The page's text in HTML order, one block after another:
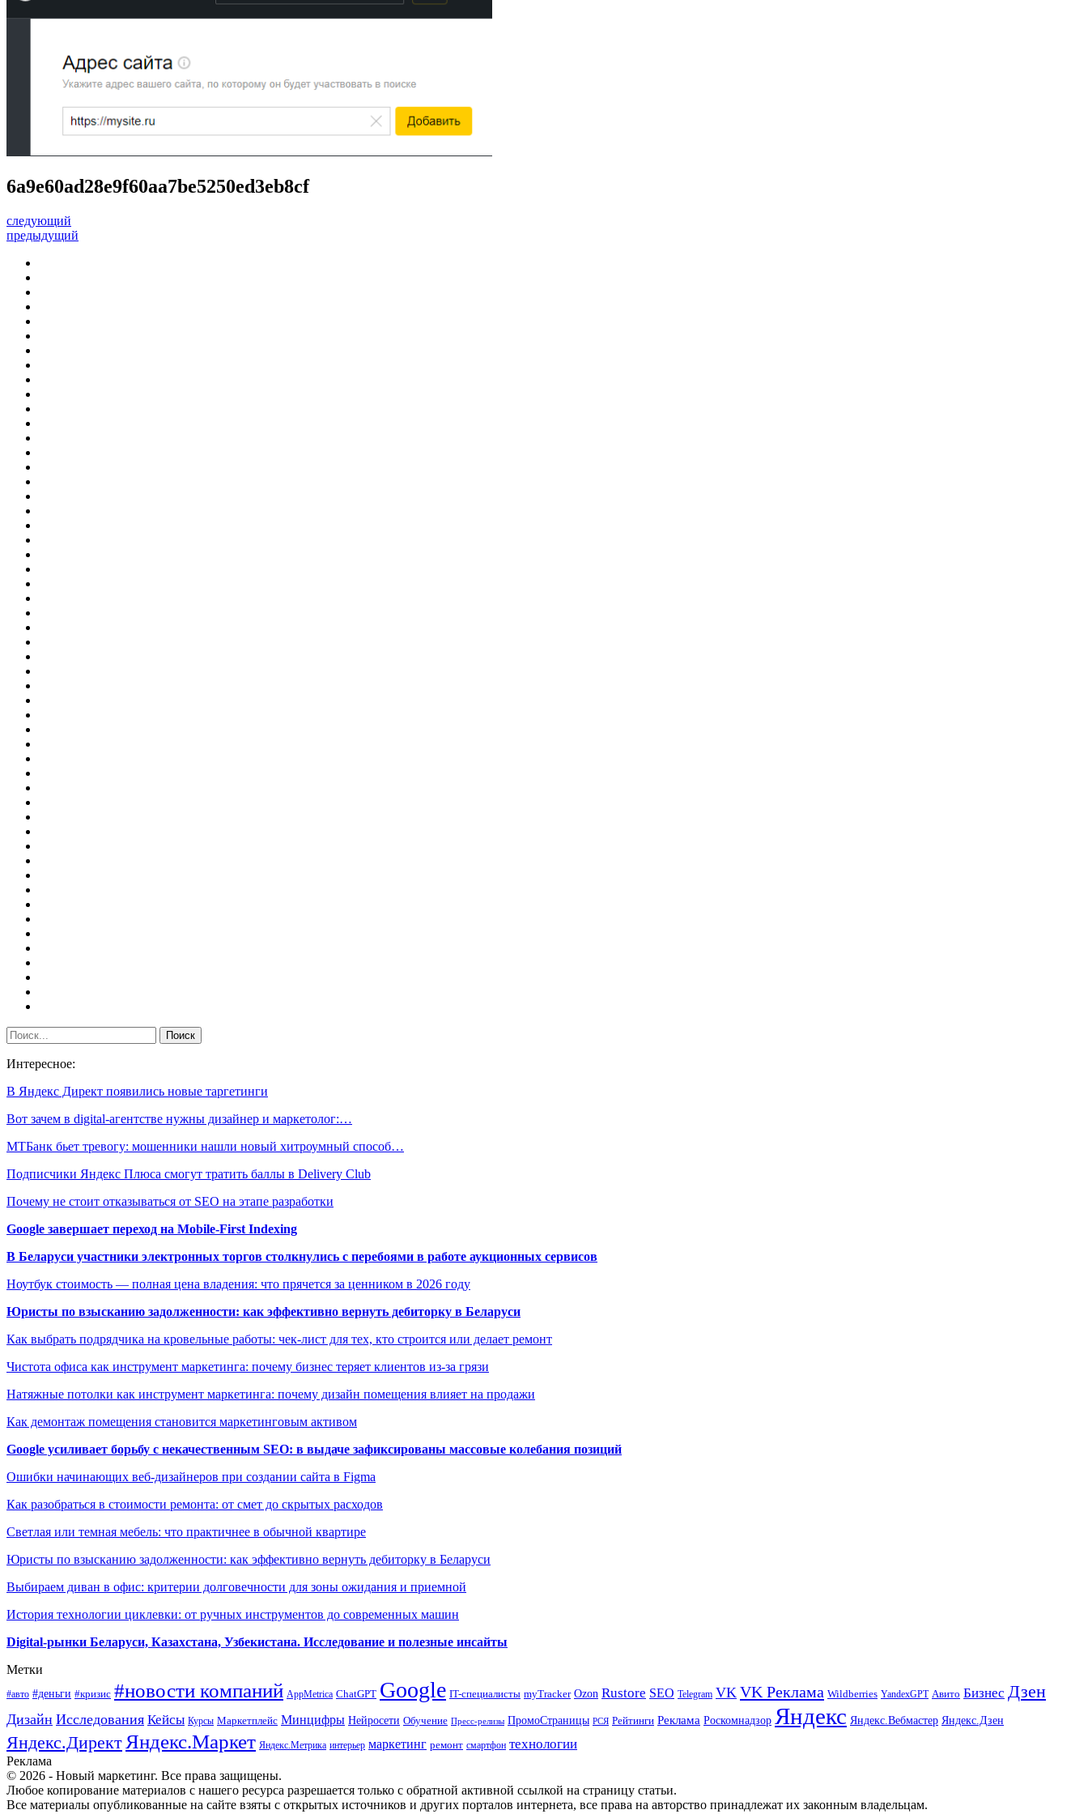
6a9e60ad28e9f60aa7be5250ed3eb8cf
следующий
предыдущий
Интересное:
В Яндекс Директ появились новые таргетинги
Вот зачем в digital-агентстве нужны дизайнер и маркетолог:…
МТБанк бьет тревогу: мошенники нашли новый хитроумный способ…
Подписчики Яндекс Плюса смогут тратить баллы в Delivery Club
Почему не стоит отказываться от SEO на этапе разработки
Google завершает переход на Mobile-First Indexing
В Беларуси участники электронных торгов столкнулись с перебоями в работе аукционных сервисов
Ноутбук стоимость — полная цена владения: что прячется за ценником в 2026 году
Юристы по взысканию задолженности: как эффективно вернуть дебиторку в Беларуси
Как выбрать подрядчика на кровельные работы: чек-лист для тех, кто строится или делает ремонт
Чистота офиса как инструмент маркетинга: почему бизнес теряет клиентов из-за грязи
Натяжные потолки как инструмент маркетинга: почему дизайн помещения влияет на продажи
Как демонтаж помещения становится маркетинговым активом
Google усиливает борьбу с некачественным SEO: в выдаче зафиксированы массовые колебания позиций
Ошибки начинающих веб-дизайнеров при создании сайта в Figma
Как разобраться в стоимости ремонта: от смет до скрытых расходов
Светлая или темная мебель: что практичнее в обычной квартире
Юристы по взысканию задолженности: как эффективно вернуть дебиторку в Беларуси
Выбираем диван в офис: критерии долговечности для зоны ожидания и приемной
История технологии циклевки: от ручных инструментов до современных машин
Digital-рынки Беларуси, Казахстана, Узбекистана. Исследование и полезные инсайты
Метки
#авто #деньги #кризис #новости компаний AppMetrica ChatGPT Google IT-специалисты myTracker Ozon Rustore SEO Telegram VK VK Реклама Wildberries YandexGPT Авито Бизнес Дзен
Дизайн Исследования Кейсы Курсы Маркетплейс Минцифры Нейросети Обучение Пресс-релизы ПромоСтраницы РСЯ Рейтинги Реклама Роскомнадзор Яндекс Яндекс.Вебмастер Яндекс.Дзен
Яндекс.ДиректЯндекс.Маркет Яндекс.Метрика интерьер маркетинг ремонт смартфон технологии
Реклама
© 2026 - Новый маркетинг. Все права защищены.
Любое копирование материалов с нашего ресурса разрешается только с обратной активной ссылкой на страницу статьи.
Все материалы опубликованные на сайте взяты с открытых источников и других порталов интернета, все права на авторство принадлежат их законным владельцам.